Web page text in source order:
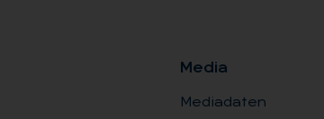
Me­dia
Mediadaten